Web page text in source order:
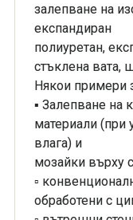
залепване на
експандиран
полиуретан,
стъклена вата,
Някои примери
▪ Залепване на
материали (при
влага) и
мозайки върху
▫
обработени с